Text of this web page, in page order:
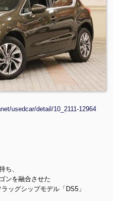
usedcar/detail/10_2111-12964
ち、
ンを融合させた
ッグシップモデル「DS5」